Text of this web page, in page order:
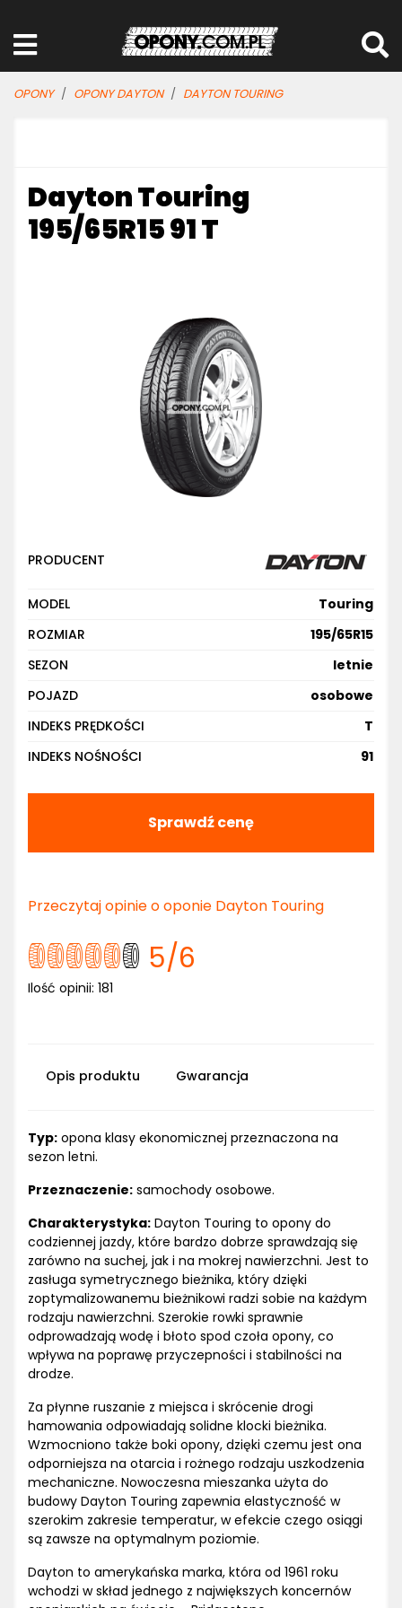
OPONY OPONY DAYTON DAYTON TOURING
Dayton Touring
195/65R15 91 T
PRODUCENT
MODEL
Touring
ROZMIAR
195/65R15
SEZON
letnie
POJAZD
osobowe
INDEKS PRĘDKOŚCI
T
INDEKS NOŚNOŚCI
91
Sprawdź cenę
Przeczytaj opinie o oponie Dayton Touring
5/6
Ilość opinii: 181
Opis produktu Gwarancja
Typ: opona klasy ekonomicznej przeznaczona na
sezon letni.
Przeznaczenie: samochody osobowe.
Charakterystyka: Dayton Touring to opony do
codziennej jazdy, które bardzo dobrze sprawdzają się
zarówno na suchej, jak i na mokrej nawierzchni. Jest to
zasługa symetrycznego bieżnika, który dzięki
zoptymalizowanemu bieżnikowi radzi sobie na każdym
rodzaju nawierzchni. Szerokie rowki sprawnie
odprowadzają wodę i błoto spod czoła opony, co
wpływa na poprawę przyczepności i stabilności na
drodze.
Za płynne ruszanie z miejsca i skrócenie drogi
hamowania odpowiadają solidne klocki bieżnika.
Wzmocniono także boki opony, dzięki czemu jest ona
odporniejsza na otarcia i rożnego rodzaju uszkodzenia
mechaniczne. Nowoczesna mieszanka użyta do
budowy Dayton Touring zapewnia elastyczność w
szerokim zakresie temperatur, w efekcie czego osiągi
są zawsze na optymalnym poziomie.
Dayton to amerykańska marka, która od 1961 roku
wchodzi w skład jednego z największych koncernów